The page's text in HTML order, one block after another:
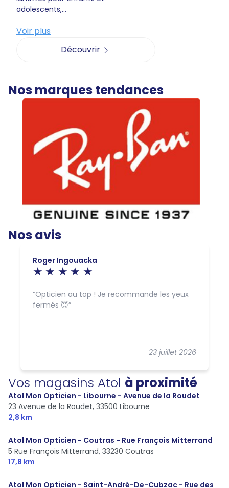
adolescents,...
Voir plus
Découvrir
Nos marques tendances
Nos avis
Roger Ingouacka
23 juillet 2026
Opticien au top ! Je recommande les yeux
fermés 😇
Vos magasins Atol à proximité
Atol Mon Opticien - Libourne - Avenue de la Roudet
23 Avenue de la Roudet, 33500 Libourne
2,8 km
Atol Mon Opticien - Coutras - Rue François Mitterrand
5 Rue François Mitterrand, 33230 Coutras
17,8 km
Atol Mon Opticien - Saint-André-De-Cubzac - Rue des